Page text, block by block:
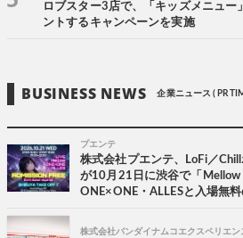
ロブスター3店で、「キッズメニュー
ントするキャンペーンを実施
BUSINESS NEWS 企業ニュース ( PR
プエンテ
株式会社プエンテ、LoFi／
が10月21日に渋谷で「
ONE×ONE・ALLESと入場無
株式会社バンダイナムコエクスペリエン